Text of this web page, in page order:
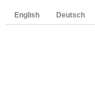
English Deutsch